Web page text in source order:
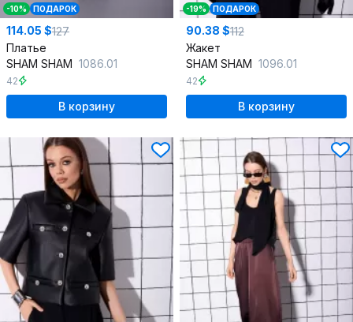
-10% ПОДАРОК
114.05 $127
Платье
SHAM SHAM 1086.01
42
В корзину
-19% ПОДАРОК
90.38 $112
Жакет
SHAM SHAM 1096.01
42
В корзину